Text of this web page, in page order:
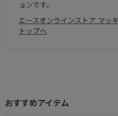
ョンです。
エースオンラインストア マッ
トップへ